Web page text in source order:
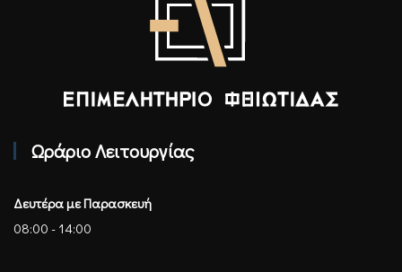
Ωράριο Λειτουργίας
Δευτέρα με Παρασκευή
08:00 - 14:00